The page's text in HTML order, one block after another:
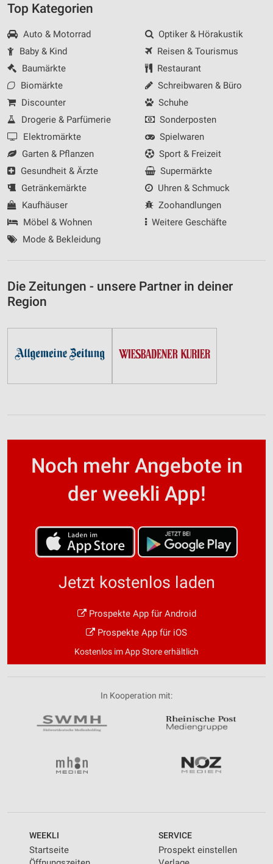
Top Kategorien
Auto & Motorrad
Baby & Kind
Baumärkte
Biomärkte
Discounter
Drogerie & Parfümerie
Elektromärkte
Garten & Pflanzen
Gesundheit & Ärzte
Getränkemärkte
Kaufhäuser
Möbel & Wohnen
Mode & Bekleidung
Optiker & Hörakustik
Reisen & Tourismus
Restaurant
Schreibwaren & Büro
Schuhe
Sonderposten
Spielwaren
Sport & Freizeit
Supermärkte
Uhren & Schmuck
Zoohandlungen
Weitere Geschäfte
Die Zeitungen - unsere Partner in deiner
Region
Noch mehr Angebote in
der weekli App!
Jetzt kostenlos laden
Prospekte App für Android
Prospekte App für iOS
Kostenlos im App Store erhältlich
In Kooperation mit:
WEEKLI
Startseite
SERVICE
Prospekt einstellen